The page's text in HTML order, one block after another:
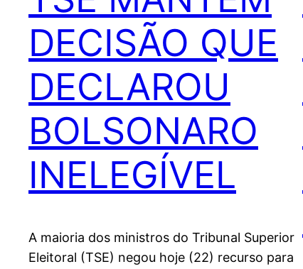
DECISÃO QUE
DECLAROU
BOLSONARO
INELEGÍVEL
A maioria dos ministros do Tribunal Superior
Eleitoral (TSE) negou hoje (22) recurso para